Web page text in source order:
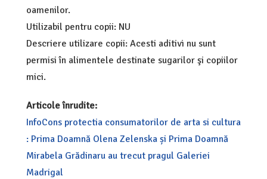
oamenilor.
Utilizabil pentru copii: NU
Descriere utilizare copii: Acesti aditivi nu sunt
permisi în alimentele destinate sugarilor şi copiilor
mici.
Articole înrudite:
InfoCons protectia consumatorilor de arta si cultura
: Prima Doamnă Olena Zelenska și Prima Doamnă
Mirabela Grădinaru au trecut pragul Galeriei
Madrigal